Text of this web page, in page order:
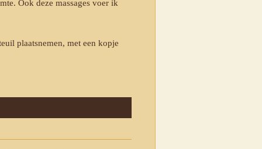
Ook deze massages voer ik
plaatsnemen, met een kopje